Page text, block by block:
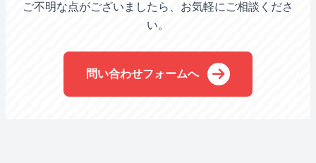
ご不明な点がございましたら、お気軽にご相談くださ
い。
問い合わせフォームへ